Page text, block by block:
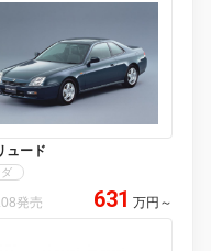
ュード
発売 631 万円 ～